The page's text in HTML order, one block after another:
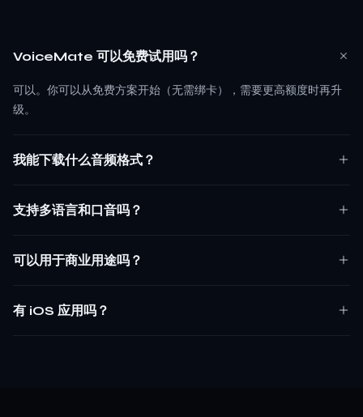
VoiceMate 可以免费试用吗？
可以。你可以从免费方案开始（无需绑卡），需要更高额度时再升
级。
我能下载什么音频格式？
支持多语言和口音吗？
可以用于商业用途吗？
有 iOS 应用吗？